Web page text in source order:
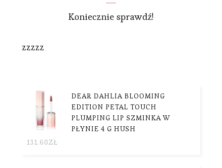
Koniecznie sprawdź!
zzzzz
DEAR DAHLIA BLOOMING
EDITION PETAL TOUCH
PLUMPING LIP SZMINKA W
PŁYNIE 4 G HUSH
131.60ZŁ